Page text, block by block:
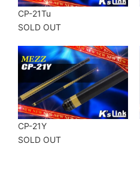
CP-21Tu
SOLD OUT
CP-21Y
SOLD OUT